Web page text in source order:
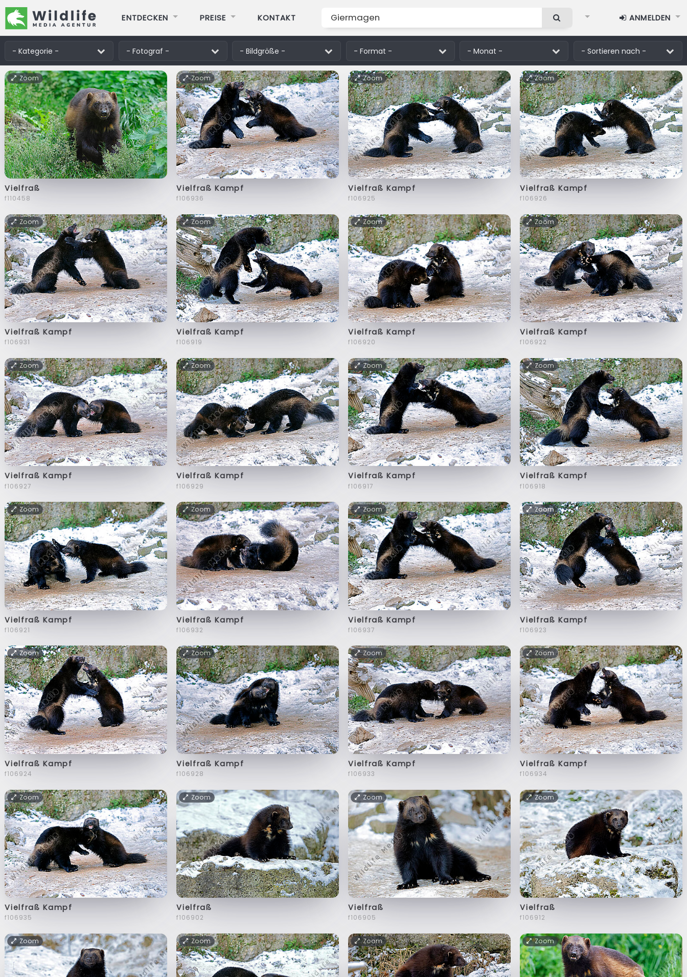
ENTDECKEN PREISE KONTAKT ANMELDEN
Zoom
Vielfraß
f110458
Zoom
Vielfraß Kampf
f106936
Zoom
Vielfraß Kampf
f106925
Zoom
Vielfraß Kampf
f106926
Zoom
Vielfraß Kampf
f106931
Zoom
Vielfraß Kampf
f106919
Zoom
Vielfraß Kampf
f106920
Zoom
Vielfraß Kampf
f106922
Zoom
Vielfraß Kampf
f106927
Zoom
Vielfraß Kampf
f106929
Zoom
Vielfraß Kampf
f106917
Zoom
Vielfraß Kampf
f106918
Zoom
Vielfraß Kampf
f106921
Zoom
Vielfraß Kampf
f106932
Zoom
Vielfraß Kampf
f106937
Zoom
Vielfraß Kampf
f106923
Zoom
Vielfraß Kampf
f106924
Zoom
Vielfraß Kampf
f106928
Zoom
Vielfraß Kampf
f106933
Zoom
Vielfraß Kampf
f106934
Zoom
Vielfraß Kampf
f106935
Zoom
Vielfraß
f106902
Zoom
Vielfraß
f106905
Zoom
Vielfraß
f106912
Zoom Zoom Zoom Zoom